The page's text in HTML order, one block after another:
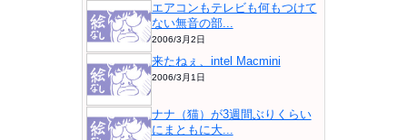
エアコンもテレビも何もつけて
ない無音の部...
2006/3月2日
来たねぇ、intel Macmini
2006/3月1日
ナナ（猫）が3週間ぶりくらい
にまともに大...